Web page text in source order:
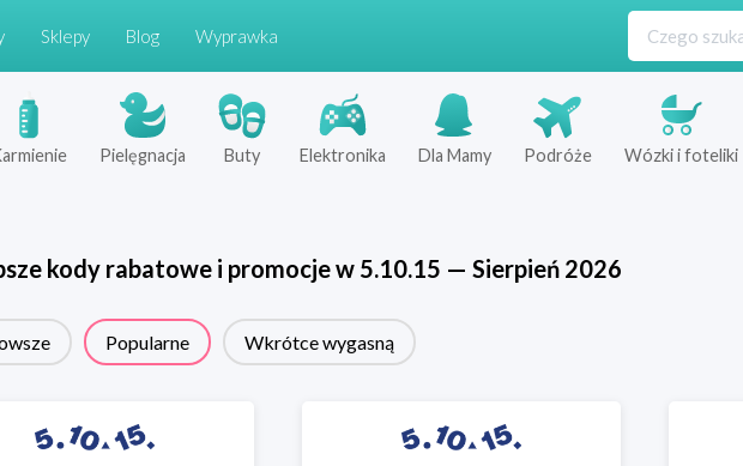
Sklepy Blog Wyprawka
Pielęgnacja Buty Elektronika Dla Mamy Podróże Wózki i foteliki
kody rabatowe i promocje w 5.10.15 — Sierpień 2026
Popularne Wkrótce wygasną